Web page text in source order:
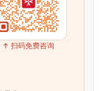
↑ 扫码免费咨询